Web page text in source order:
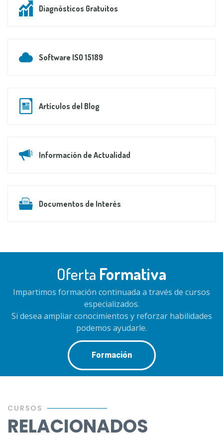
Diagnósticos Gratuitos
Software ISO 15189
Artículos del Blog
Información de Actualidad
Documentos de Interés
Oferta Formativa
Impartimos formación continuada a través de cursos
especializados.
Si desea ampliar conocimientos y reforzar habilidades
podemos ayudarle.
Formación
CURSOS
RELACIONADOS